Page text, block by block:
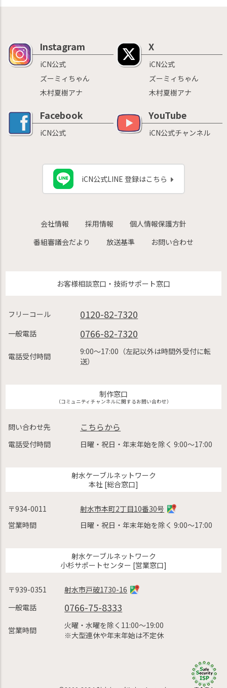
Instagram
iCN公式
ズーミィちゃん
木村夏樹アナ
X
iCN公式
ズーミィちゃん
木村夏樹アナ
Facebook
iCN公式
YouTube
iCN公式チャンネル
iCN公式LINE 登録はこちら
会社情報 採用情報
個人情報保護方針
番組審議会だより
放送基準 お問い合わせ
お客様相談窓口・技術サポート窓口
フリーコール 0120-82-7320
一般電話 0766-82-7320
電話受付時間
9:00〜17:00（左記以外は時間外受付に転
送）
制作窓口
（コミュニティチャンネルに関するお問い合わせ）
問い合わせ先 こちらから
電話受付時間 日曜・祝日・年末年始を除く 9:00〜17:00
射水ケーブルネットワーク
本社 [総合窓口]
〒934-0011
射水市本町2丁目10番30号
営業時間
日曜・祝日・年末年始を除く 9:00〜17:00
射水ケーブルネットワーク
小杉サポートセンター [営業窓口]
〒939-0351
射水市戸破1730-16
一般電話
0766-75-8333
営業時間
火曜・水曜を除く11:00〜19:00
※大型連休や年末年始は不定休